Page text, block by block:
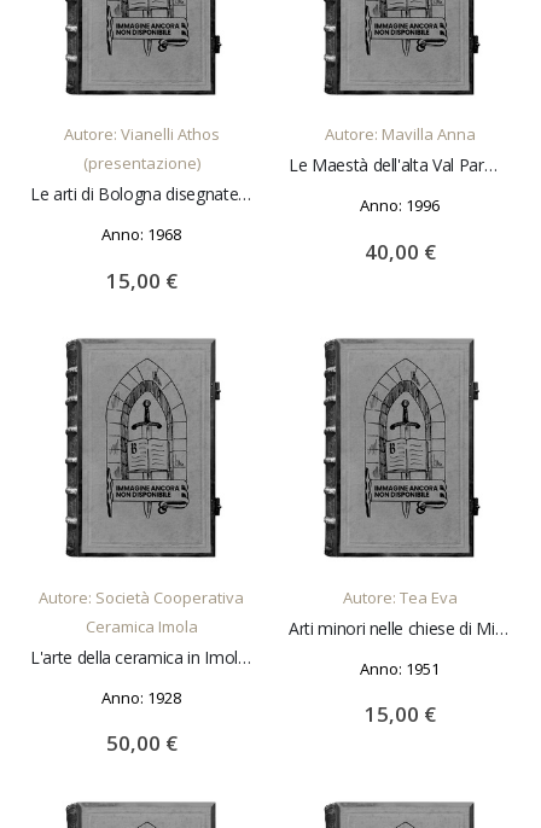
AGGIUNGI AL CARRELLO
Autore: Vianelli Athos
(presentazione)
Le arti di Bologna disegnate da Annibale Carracci.
Anno: 1968
15,00 €
AGGIUNGI AL CARRELLO
Autore: Mavilla Anna
Le Maestà dell'alta Val Parma e Cedra
Anno: 1996
40,00 €
AGGIUNGI AL CARRELLO
Autore: Società Cooperativa
Ceramica Imola
L'arte della ceramica in Imola. Con note ed appunti di Romeo Galli
Anno: 1928
50,00 €
AGGIUNGI AL CARRELLO
Autore: Tea Eva
Arti minori nelle chiese di Milano. A cura del banco Ambrosiano
Anno: 1951
15,00 €